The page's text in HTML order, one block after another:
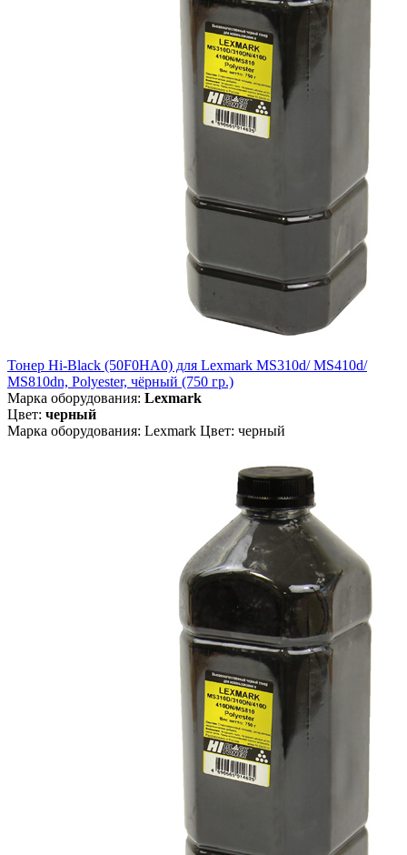
Тонер Hi-Black (50F0HA0) для Lexmark MS310d/ MS410d/
MS810dn, Polyester, чёрный (750 гр.)
Марка оборудования: Lexmark
Цвет: черный
Марка оборудования: Lexmark Цвет: черный